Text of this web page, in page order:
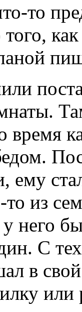
то
того,
время
ему
из
него
С
в